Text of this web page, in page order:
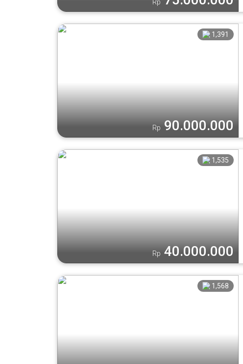
Rp
1,391
Rp 90.000.000
1,535
Rp 40.000.000
1,568